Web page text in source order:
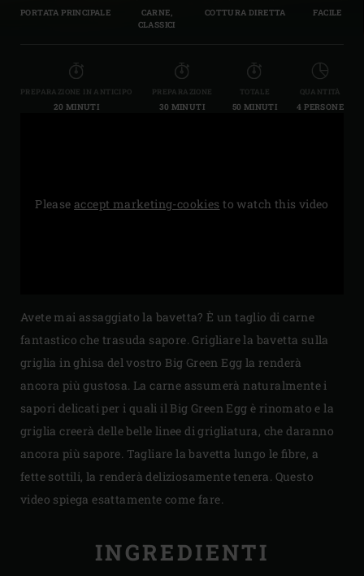
PORTATA PRINCIPALE
CARNE,
CLASSICI
COTTURA DIRETTA FACILE
PREPARAZIONE IN ANTICIPO
20 MINUTI
PREPARAZIONE
30 MINUTI
TOTALE
50 MINUTI
QUANTITÀ
4 PERSONE
Pleaseaccept marketing-cookies to watch this video
Avete mai assaggiato la bavetta? È un taglio di carne
fantastico che trasuda sapore. Grigliare la bavetta sulla
griglia in ghisa del vostro Big Green Egg la renderà
ancora più gustosa. La carne assumerà naturalmente i
sapori delicati per i quali il Big Green Egg è rinomato e la
griglia creerà delle belle linee di grigliatura, che daranno
ancora più sapore. Tagliare la bavetta lungo le fibre, a
fette sottili, la renderà deliziosamente tenera. Questo
video spiega esattamente come fare.
INGREDIENTI